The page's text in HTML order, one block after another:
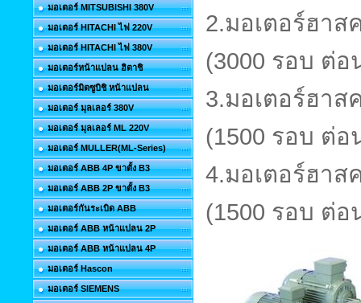
มอเตอร์ MITSUBISHI 380V
มอเตอร์ HITACHI ไฟ 220V
มอเตอร์ HITACHI ไฟ 380V
มอเตอร์หน้าแปลน ฮิตาชิ
มอเตอร์มิตซูบิชิ หน้าแปลน
มอเตอร์ มุลเลอร์ 380V
มอเตอร์ มุลเลอร์ ML 220V
มอเตอร์ MULLER(ML-Series)
มอเตอร์ ABB 4P ขาตั้ง B3
มอเตอร์ ABB 2P ขาตั้ง B3
มอเตอร์กันระเบิด ABB
มอเตอร์ ABB หน้าแปลน 2P
มอเตอร์ ABB หน้าแปลน 4P
มอเตอร์ Hascon
มอเตอร์ SIEMENS
2.มอเตอร์ฮาส
(3000 รอบ ต่
3.มอเตอร์ฮาส
(1500 รอบ ต่
4.มอเตอร์ฮาส
(1500 รอบ ต่